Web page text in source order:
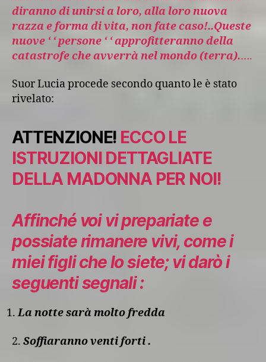
diranno di unirsi a loro, alla loro nuova
razza e forma di vita, non fate caso!..Queste
nuove ‘ ‘ persone ‘ ‘ approfitteranno della
catastrofe che avverrà nel mondo (terra).….
Suor Lucia procede secondo quanto le è stato
rivelato:
ATTENZIONE! ECCO LE
ISTRUZIONI DETTAGLIATE
DELLA MADONNA PER NOI!
Affinché voi vi prepariate e
possiate rimanere vivi, come i
miei figli che lo siete; vi darò i
seguenti segnali :
La notte sarà molto fredda
2. Soffiaranno venti forti .